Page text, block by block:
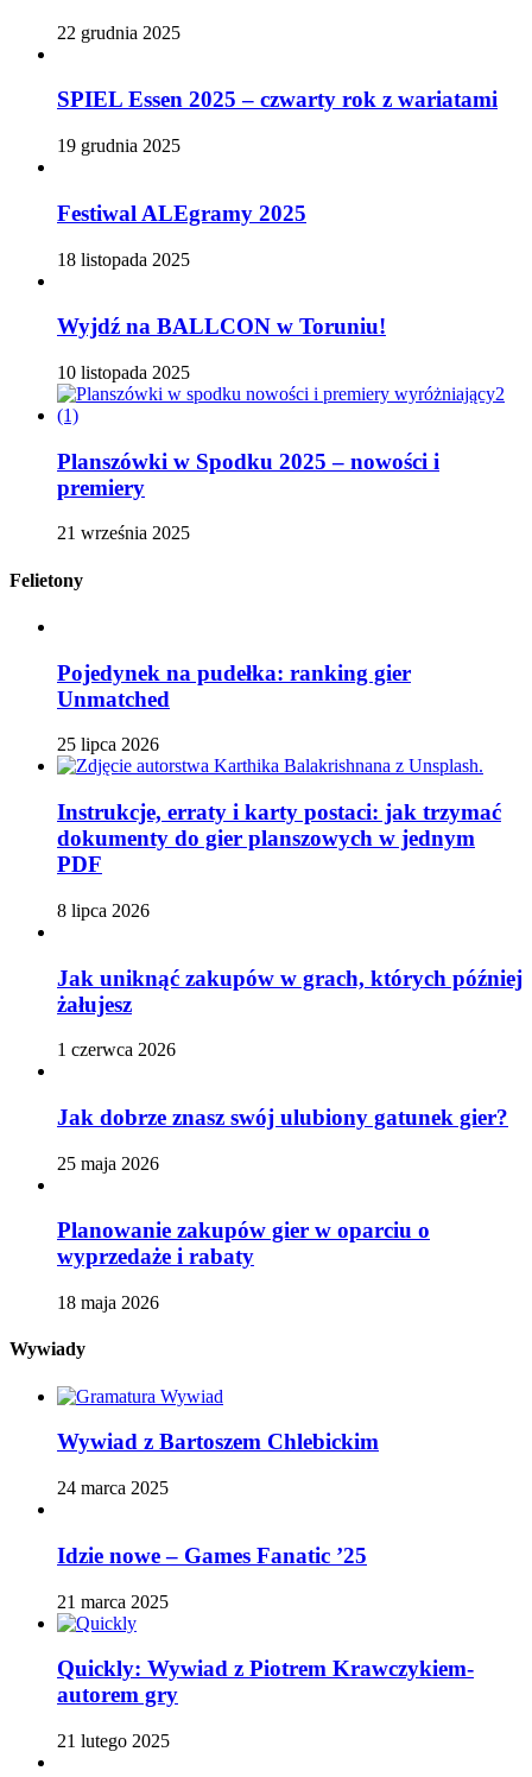
22 grudnia 2025
SPIEL Essen 2025 – czwarty rok z wariatami
19 grudnia 2025
Festiwal ALEgramy 2025
18 listopada 2025
Wyjdź na BALLCON w Toruniu!
10 listopada 2025
Planszówki w Spodku 2025 – nowości i
premiery
21 września 2025
Felietony
Pojedynek na pudełka: ranking gier
Unmatched
25 lipca 2026
Instrukcje, erraty i karty postaci: jak trzymać
dokumenty do gier planszowych w jednym
PDF
8 lipca 2026
Jak uniknąć zakupów w grach, których później
żałujesz
1 czerwca 2026
Jak dobrze znasz swój ulubiony gatunek gier?
25 maja 2026
Planowanie zakupów gier w oparciu o
wyprzedaże i rabaty
18 maja 2026
Wywiady
Wywiad z Bartoszem Chlebickim
24 marca 2025
Idzie nowe – Games Fanatic ’25
21 marca 2025
Quickly: Wywiad z Piotrem Krawczykiem-
autorem gry
21 lutego 2025